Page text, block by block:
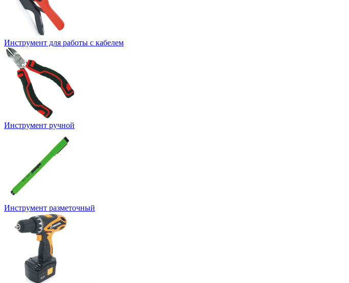
Инструмент для работы с кабелем
Инструмент ручной
Инструмент разметочный